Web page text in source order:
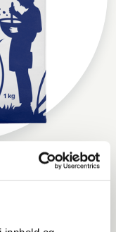
siktet